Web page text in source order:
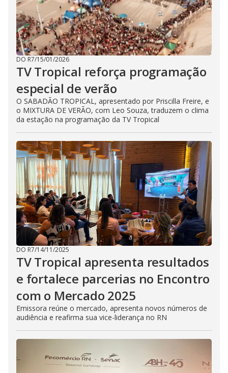
DO R7/15/01/2026
TV Tropical reforça programação
especial de verão
O SABADÃO TROPICAL, apresentado por Priscilla Freire, e
o MIXTURA DE VERÃO, com Leo Souza, traduzem o clima
da estação na programação da TV Tropical
DO R7/14/11/2025
TV Tropical apresenta resultados
e fortalece parcerias no Encontro
com o Mercado 2025
Emissora reúne o mercado, apresenta novos números de
audiência e reafirma sua vice-liderança no RN